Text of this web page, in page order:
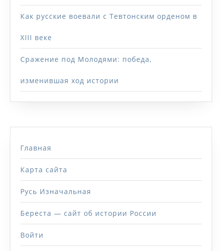
Как русские воевали с Тевтонским орденом в
XIII веке
Сражение под Молодями: победа,
изменившая ход истории
Главная
Карта сайта
Русь Изначальная
Береста — сайт об истории России
Войти